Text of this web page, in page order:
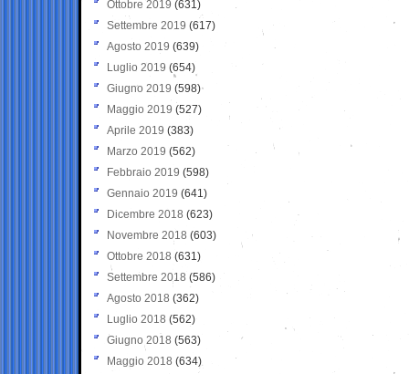
Ottobre 2019 (631)
Settembre 2019 (617)
Agosto 2019 (639)
Luglio 2019 (654)
Giugno 2019 (598)
Maggio 2019 (527)
Aprile 2019 (383)
Marzo 2019 (562)
Febbraio 2019 (598)
Gennaio 2019 (641)
Dicembre 2018 (623)
Novembre 2018 (603)
Ottobre 2018 (631)
Settembre 2018 (586)
Agosto 2018 (362)
Luglio 2018 (562)
Giugno 2018 (563)
Maggio 2018 (634)